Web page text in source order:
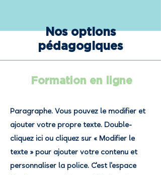
Nos options
pédagogiques
Formation en ligne
Paragraphe. Vous pouvez le modifier et
ajouter votre propre texte. Double-
cliquez ici ou cliquez sur « Modifier le
texte » pour ajouter votre contenu et
personnaliser la police. C'est l'espace